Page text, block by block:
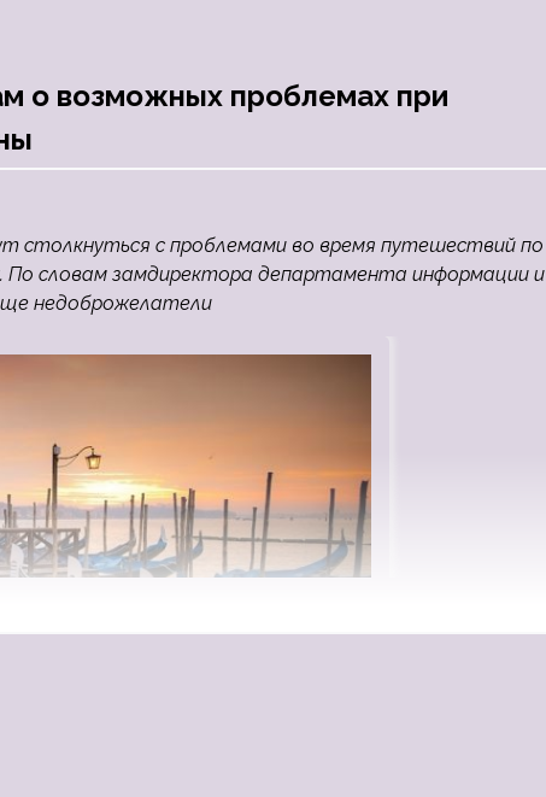
о возможных проблемах при
столкнуться с проблемами во время путешествий по
По словам замдиректора департамента информации и
недоброжелатели